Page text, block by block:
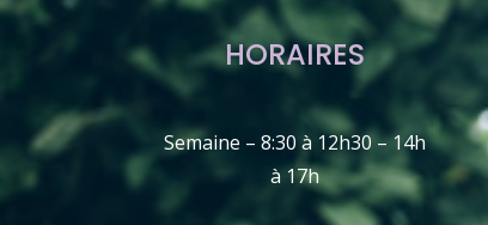
HORAIRES
Semaine – 8:30 à 12h30 – 14h
à 17h